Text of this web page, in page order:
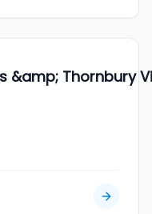
&amp; Thornbury